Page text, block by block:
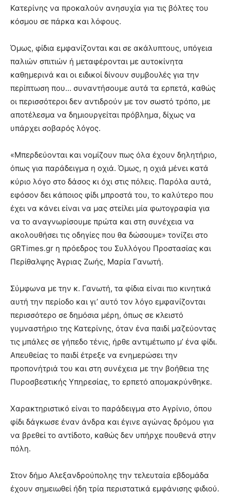
Κατερίνης να προκαλούν ανησυχία για τις βόλτες του
κόσμου σε πάρκα και λόφους.
Όμως, φίδια εμφανίζονται και σε ακάλυπτους, υπόγεια
παλιών σπιτιών ή μεταφέρονται με αυτοκίνητα
καθημερινά και οι ειδικοί δίνουν συμβουλές για την
περίπτωση που… συναντήσουμε αυτά τα ερπετά, καθώς
οι περισσότεροι δεν αντιδρούν με τον σωστό τρόπο, με
αποτέλεσμα να δημιουργείται πρόβλημα, δίχως να
υπάρχει σοβαρός λόγος.
«Μπερδεύονται και νομίζουν πως όλα έχουν δηλητήριο,
όπως για παράδειγμα η οχιά. Όμως, η οχιά μένει κατά
κύριο λόγο στο δάσος κι όχι στις πόλεις. Παρόλα αυτά,
εφόσον δει κάποιος φίδι μπροστά του, το καλύτερο που
έχει να κάνει είναι να μας στείλει μία φωτογραφία για
να το αναγνωρίσουμε πρώτα και στη συνέχεια να
ακολουθήσει τις οδηγίες που θα δώσουμε» τονίζει στο
GRTimes.gr η πρόεδρος του Συλλόγου Προστασίας και
Περίθαλψης Άγριας Ζωής, Μαρία Γανωτή.
Σύμφωνα με την κ. Γανωτή, τα φίδια είναι πιο κινητικά
αυτή την περίοδο και γι’ αυτό τον λόγο εμφανίζονται
περισσότερο σε δημόσια μέρη, όπως σε κλειστό
γυμναστήριο της Κατερίνης, όταν ένα παιδί μαζεύοντας
τις μπάλες σε γήπεδο τένις, ήρθε αντιμέτωπο μ’ ένα φίδι.
Απευθείας το παιδί έτρεξε να ενημερώσει την
προπονήτριά του και στη συνέχεια με την βοήθεια της
Πυροσβεστικής Υπηρεσίας, το ερπετό απομακρύνθηκε.
Χαρακτηριστικό είναι το παράδειγμα στο Αγρίνιο, όπου
φίδι δάγκωσε έναν άνδρα και έγινε αγώνας δρόμου για
να βρεθεί το αντίδοτο, καθώς δεν υπήρχε πουθενά στην
πόλη.
Στον δήμο Αλεξανδρούπολης την τελευταία εβδομάδα
έχουν σημειωθεί ήδη τρία περιστατικά εμφάνισης φιδιού.